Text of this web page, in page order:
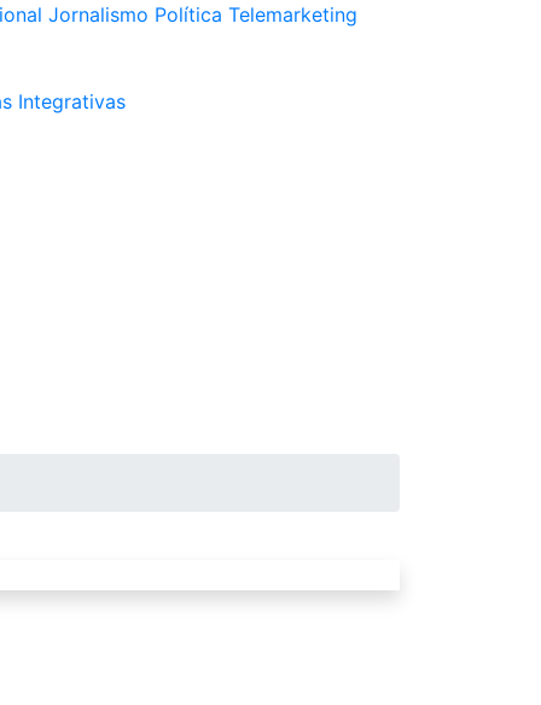
Jornalismo Política Telemarketing
Integrativas